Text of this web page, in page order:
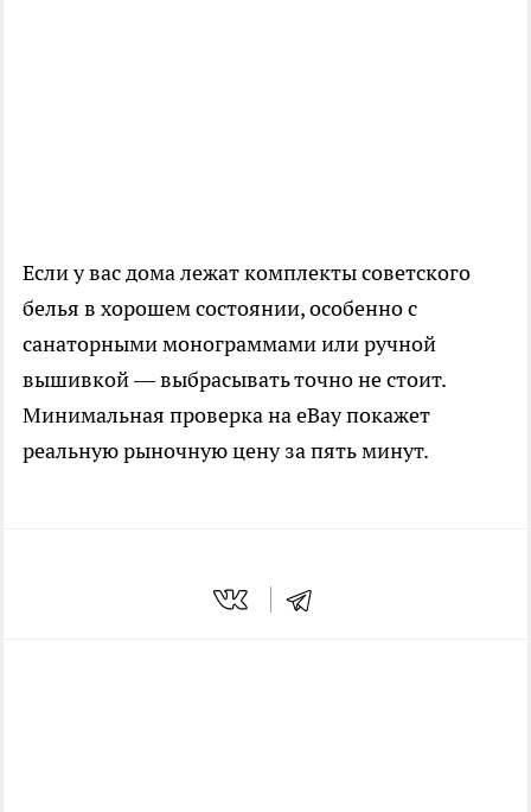
Если у вас дома лежат комплекты советского
белья в хорошем состоянии, особенно с
санаторными монограммами или ручной
вышивкой — выбрасывать точно не стоит.
Минимальная проверка на eBay покажет
реальную рыночную цену за пять минут.